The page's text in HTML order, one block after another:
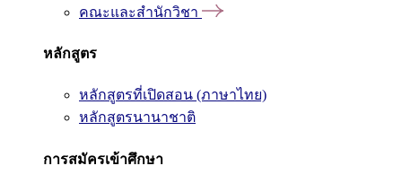
คณะและสำนักวิชา
หลักสูตร
หลักสูตรที่เปิดสอน (ภาษาไทย)
หลักสูตรนานาชาติ
การสมัครเข้าศึกษา